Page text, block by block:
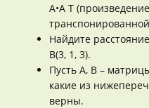
A•A T
Найдите
B(3, 1, 3).
Пусть А, В –
какие из
верны.